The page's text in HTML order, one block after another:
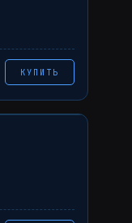
КУПИТЬ